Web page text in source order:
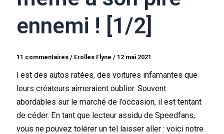
ennemi ! [1/2]
11 commentaires / Erolles Flyne/ 12 mai 2021
l est des autos ratées, des voitures infamantes que
leurs créateurs aimeraient oublier. Souvent
abordables sur le marché de l’occasion, il est tentant
de céder. En tant que lecteur assidu de Speedfans,
vous ne pouvez tolérer un tel laisser aller : voici notre